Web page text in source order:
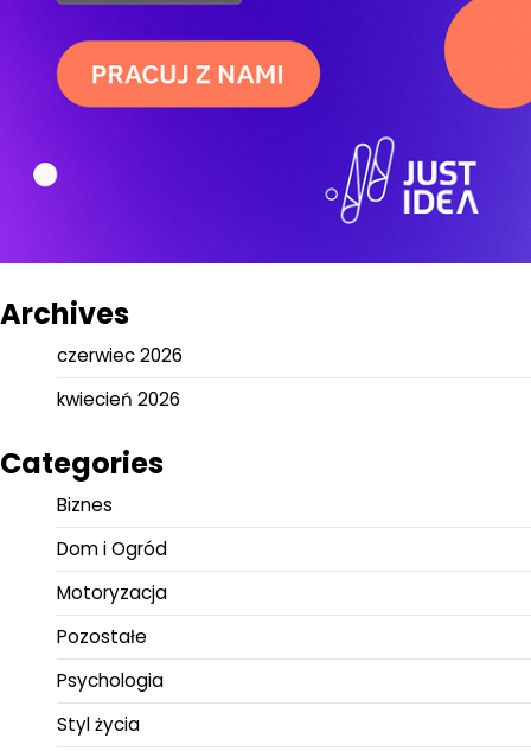
Archives
czerwiec 2026
kwiecień 2026
Categories
Biznes
Dom i Ogród
Motoryzacja
Pozostałe
Psychologia
Styl życia